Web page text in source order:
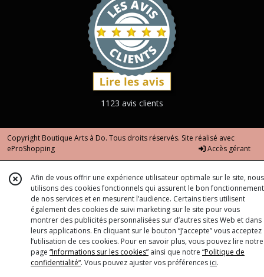
1123 avis clients
Copyright Boutique Arts à Do. Tous droits réservés. Site réalisé avec
eProShopping
Accès gérant
Afin de vous offrir une expérience utilisateur optimale sur le site, nous
utilisons des cookies fonctionnels qui assurent le bon fonctionnement
de nos services et en mesurent l’audience. Certains tiers utilisent
également des cookies de suivi marketing sur le site pour vous
montrer des publicités personnalisées sur d’autres sites Web et dans
leurs applications. En cliquant sur le bouton “J’accepte” vous acceptez
l’utilisation de ces cookies. Pour en savoir plus, vous pouvez lire notre
page “Informations sur les cookies” ainsi que notre “Politique de
confidentialité“. Vous pouvez ajuster vos préférences ici.